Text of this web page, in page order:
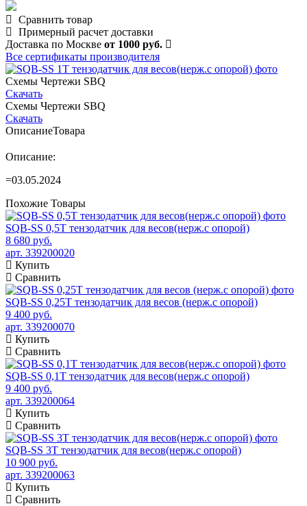
Сравнить товар
Примерный расчет доставки
Доставка по Москве от 1000 руб.
Все сертификаты производителя
Схемы Чертежи SBQ
Скачать
Схемы Чертежи SBQ
Скачать
ОписаниеТовара
Описание:
=03.05.2024
Похожие Товары
SQB-SS 0,5T тензодатчик для весов(нерж.с опорой)
8 680 руб.
арт. 339200020
Купить
Сравнить
SQB-SS 0,25T тензодатчик для весов (нерж.с опорой)
9 400 руб.
арт. 339200070
Купить
Сравнить
SQB-SS 0,1T тензодатчик для весов(нерж.с опорой)
9 400 руб.
арт. 339200064
Купить
Сравнить
SQB-SS 3T тензодатчик для весов(нерж.с опорой)
10 900 руб.
арт. 339200063
Купить
Сравнить